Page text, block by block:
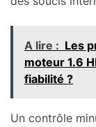
A lire : Les
moteur 1.6
fiabilité ?
Un contrôle